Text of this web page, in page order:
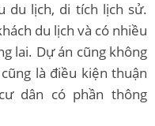
du lịch, di tích lịch sử.
du lịch và có nhiều
lai. Dự án cũng không
là điều kiện thuận
dân có phần thông